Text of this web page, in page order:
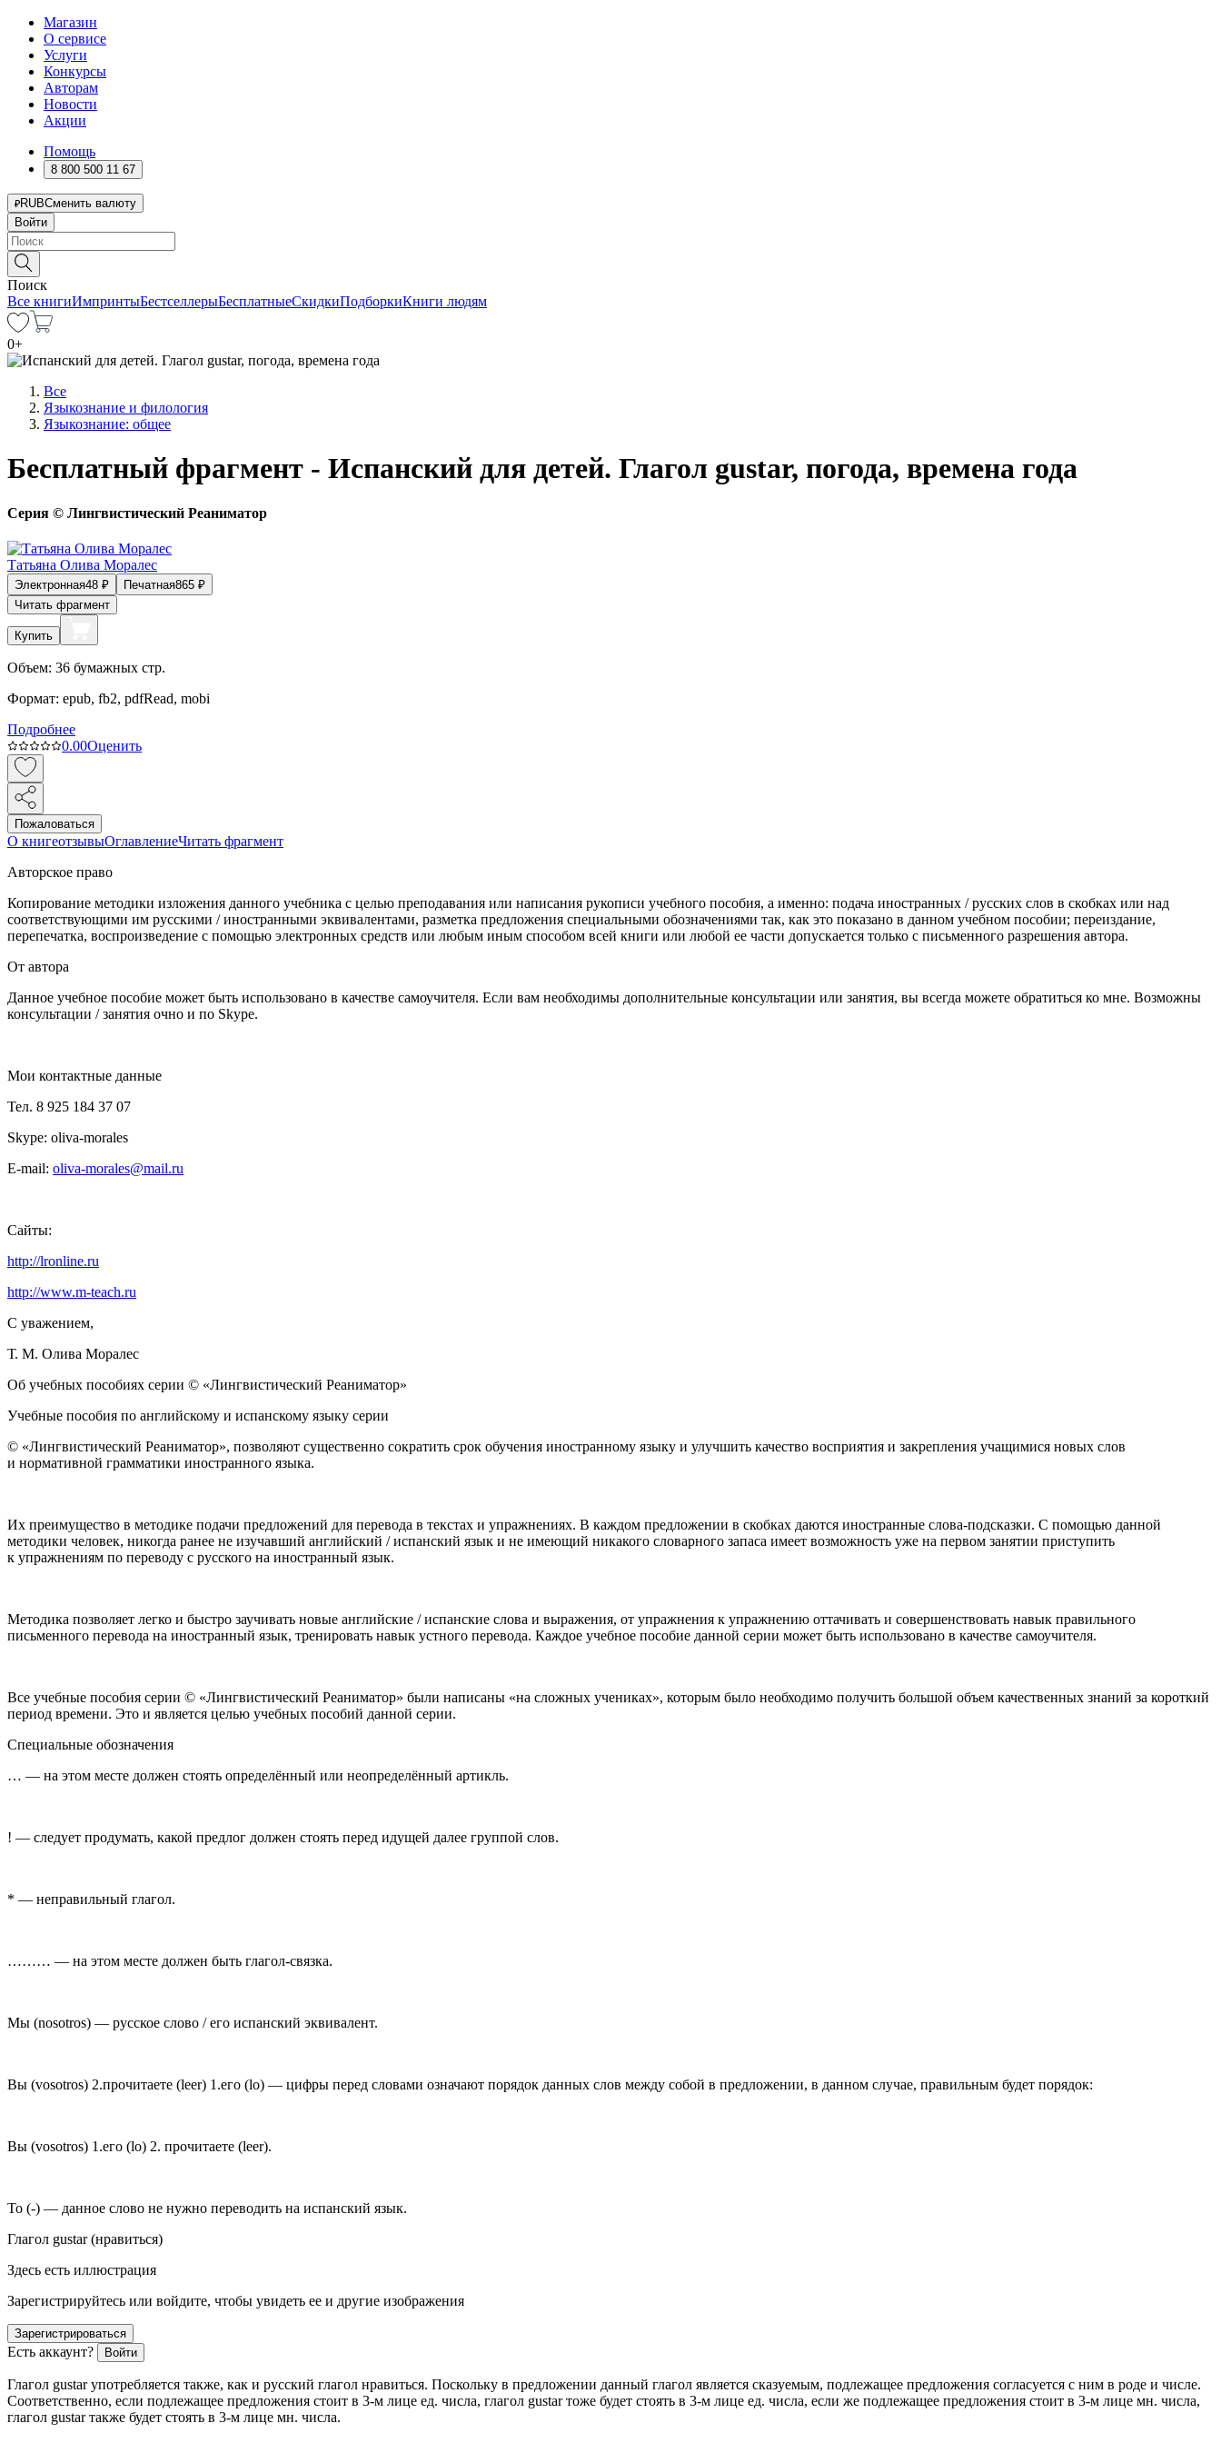
Магазин
О сервисе
Услуги
Конкурсы
Авторам
Новости
Акции
Помощь
8 800 500 11 67
RUBСменить валюту
Войти
Поиск
Все книгиИмпринтыБестселлерыБесплатныеСкидкиПодборкиКниги людям
0+
Все
Языкознание и филология
Языкознание: общее
Бесплатный фрагмент - Испанский для детей. Глагол gustar, погода, времена года
Серия © Лингвистический Реаниматор
Татьяна Олива Моралес
Электронная48 ₽ Печатная865 ₽
Читать фрагмент
Купить
Объем: 36 бумажных стр.
Формат: epub, fb2, pdfRead, mobi
Подробнее
0.00Оценить
Пожаловаться
О книгеотзывыОглавлениеЧитать фрагмент
Авторское право
Копирование методики изложения данного учебника с целью преподавания или написания рукописи учебного пособия, а именно: подача иностранных / русских слов в скобках или над
соответствующими им русскими / иностранными эквивалентами, разметка предложения специальными обозначениями так, как это показано в данном учебном пособии; переиздание,
перепечатка, воспроизведение с помощью электронных средств или любым иным способом всей книги или любой ее части допускается только с письменного разрешения автора.
От автора
Данное учебное пособие может быть использовано в качестве самоучителя. Если вам необходимы дополнительные консультации или занятия, вы всегда можете обратиться ко мне. Возможны
консультации / занятия очно и по Skype.
Мои контактные данные
Тел. 8 925 184 37 07
Skype: oliva-morales
E-mail: oliva-morales@mail.ru
Сайты:
http://lronline.ru
http://www.m-teach.ru
С уважением,
Т. М. Олива Моралес
Об учебных пособиях серии © «Лингвистический Реаниматор»
Учебные пособия по английскому и испанскому языку серии
© «Лингвистический Реаниматор», позволяют существенно сократить срок обучения иностранному языку и улучшить качество восприятия и закрепления учащимися новых слов
и нормативной грамматики иностранного языка.
Их преимущество в методике подачи предложений для перевода в текстах и упражнениях. В каждом предложении в скобках даются иностранные слова-подсказки. С помощью данной
методики человек, никогда ранее не изучавший английский / испанский язык и не имеющий никакого словарного запаса имеет возможность уже на первом занятии приступить
к упражнениям по переводу с русского на иностранный язык.
Методика позволяет легко и быстро заучивать новые английские / испанские слова и выражения, от упражнения к упражнению оттачивать и совершенствовать навык правильного
письменного перевода на иностранный язык, тренировать навык устного перевода. Каждое учебное пособие данной серии может быть использовано в качестве самоучителя.
Все учебные пособия серии © «Лингвистический Реаниматор» были написаны «на сложных учениках», которым было необходимо получить большой объем качественных знаний за короткий
период времени. Это и является целью учебных пособий данной серии.
Специальные обозначения
… — на этом месте должен стоять определённый или неопределённый артикль.
! — следует продумать, какой предлог должен стоять перед идущей далее группой слов.
* — неправильный глагол.
……… — на этом месте должен быть глагол-связка.
Мы (nosotros) — русское слово / его испанский эквивалент.
Вы (vosotros) 2.прочитаете (leer) 1.его (lo) — цифры перед словами означают порядок данных слов между собой в предложении, в данном случае, правильным будет порядок:
Вы (vosotros) 1.его (lo) 2. прочитаете (leer).
То (-) — данное слово не нужно переводить на испанский язык.
Глагол gustar (нравиться)
Здесь есть иллюстрация
Зарегистрируйтесь или войдите, чтобы увидеть ее и другие изображения
Зарегистрироваться
Есть аккаунт? Войти
Глагол gustarупотребляется также, как и русский глагол нравиться. Поскольку в предложении данный глагол является сказуемым, подлежащее предложения согласуется с ним в роде и числе.
Соответственно, если подлежащее предложения стоит в 3-м лице ед. числа, глагол gustarтоже будет стоять в 3-м лице ед. числа, если же подлежащее предложения стоит в 3-м лице мн. числа,
глагол gustarтакже будет стоять в 3-м лице мн. числа.